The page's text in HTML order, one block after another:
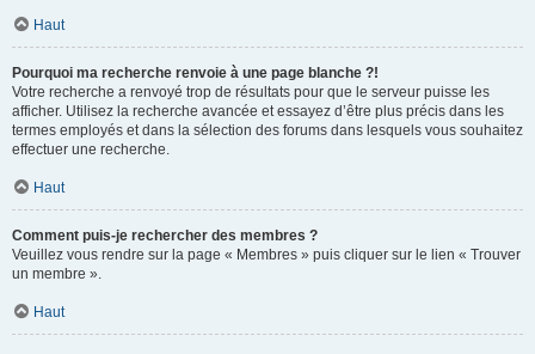
Haut
Pourquoi ma recherche renvoie à une page blanche ?!
Votre recherche a renvoyé trop de résultats pour que le serveur puisse les
afficher. Utilisez la recherche avancée et essayez d’être plus précis dans les
termes employés et dans la sélection des forums dans lesquels vous souhaitez
effectuer une recherche.
Haut
Comment puis-je rechercher des membres ?
Veuillez vous rendre sur la page « Membres » puis cliquer sur le lien « Trouver
un membre ».
Haut